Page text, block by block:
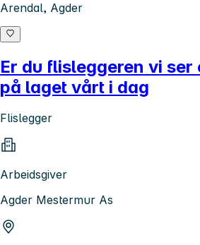
Arendal, Agder
Er du flisleggeren vi ser
på laget vårt i dag
Flislegger
Arbeidsgiver
Agder Mestermur As